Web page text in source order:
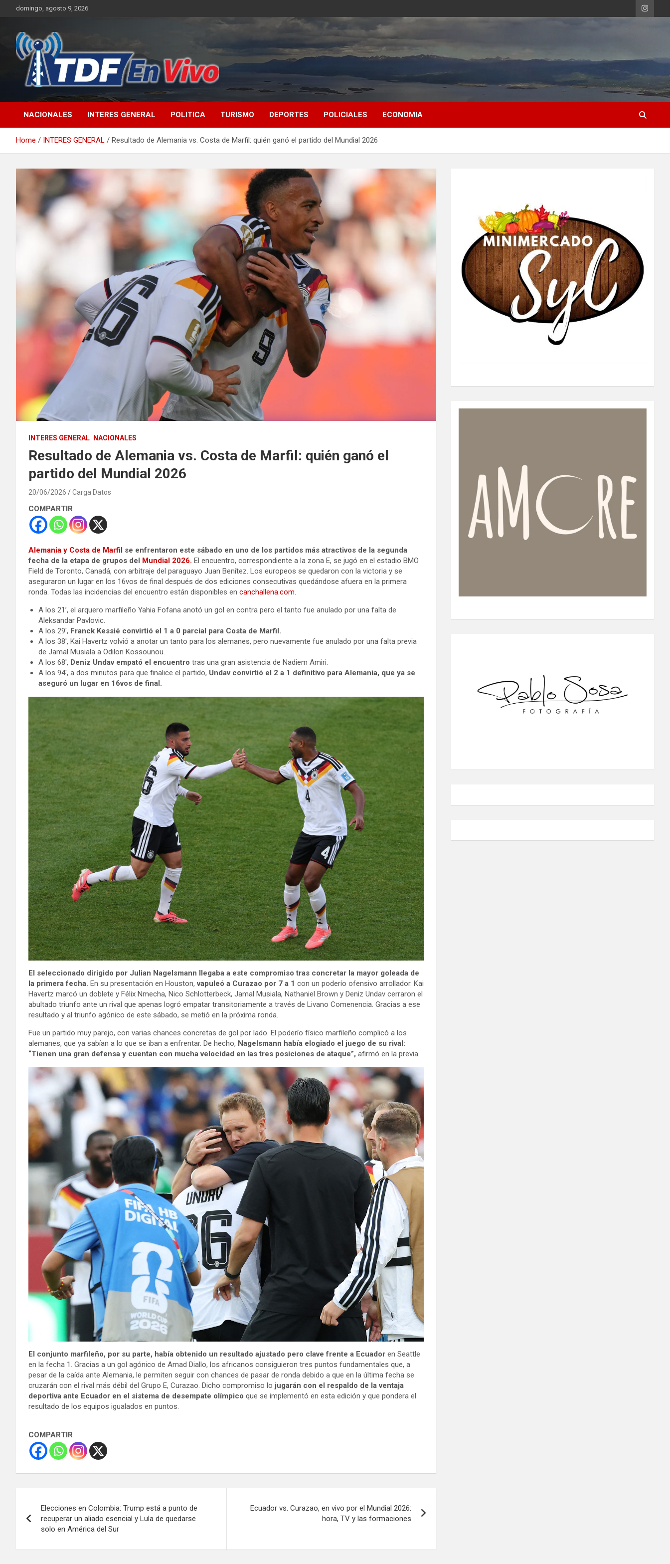
domingo, agosto 9, 2026
NACIONALES INTERES GENERAL POLITICA TURISMO DEPORTES POLICIALES ECONOMIA
Home INTERES GENERAL Resultado de Alemania vs. Costa de Marfil: quién ganó el partido del Mundial 2026
INTERES GENERAL NACIONALES
Resultado de Alemania vs. Costa de Marfil: quién ganó el
partido del Mundial 2026
20/06/2026 Carga Datos
COMPARTIR
Alemania y Costa de Marfil se enfrentaron este sábado en uno de los partidos más atractivos de la segunda
fecha de la etapa de grupos del Mundial 2026. El encuentro, correspondiente a la zona E, se jugó en el estadio BMO
Field de Toronto, Canadá, con arbitraje del paraguayo Juan Benítez. Los europeos se quedaron con la victoria y se
aseguraron un lugar en los 16vos de final después de dos ediciones consecutivas quedándose afuera en la primera
ronda. Todas las incidencias del encuentro están disponibles en canchallena.com.
A los 21’, el arquero marfileño Yahia Fofana anotó un gol en contra pero el tanto fue anulado por una falta de
Aleksandar Pavlovic.
A los 29′, Franck Kessié convirtió el 1 a 0 parcial para Costa de Marfil.
A los 38′, Kai Havertz volvió a anotar un tanto para los alemanes, pero nuevamente fue anulado por una falta previa
de Jamal Musiala a Odilon Kossounou.
A los 68′, Deniz Undav empató el encuentro tras una gran asistencia de Nadiem Amiri.
A los 94′, a dos minutos para que finalice el partido, Undav convirtió el 2 a 1 definitivo para Alemania, que ya se
aseguró un lugar en 16vos de final.
El seleccionado dirigido por Julian Nagelsmann llegaba a este compromiso tras concretar la mayor goleada de
la primera fecha. En su presentación en Houston,vapuleó a Curazao por 7 a 1 con un poderío ofensivo arrollador. Kai
Havertz marcó un doblete y Félix Nmecha, Nico Schlotterbeck, Jamal Musiala, Nathaniel Brown y Deniz Undav cerraron el
abultado triunfo ante un rival que apenas logró empatar transitoriamente a través de Livano Comenencia. Gracias a ese
resultado y al triunfo agónico de este sábado, se metió en la próxima ronda.
Fue un partido muy parejo, con varias chances concretas de gol por lado. El poderío físico marfileño complicó a los
alemanes, que ya sabían a lo que se iban a enfrentar. De hecho, Nagelsmann había elogiado el juego de su rival:
“Tienen una gran defensa y cuentan con mucha velocidad en las tres posiciones de ataque”, afirmó en la previa.
El conjunto marfileño, por su parte, había obtenido un resultado ajustado pero clave frente a Ecuador en Seattle
en la fecha 1. Gracias a un gol agónico de Amad Diallo, los africanos consiguieron tres puntos fundamentales que, a
pesar de la caída ante Alemania, le permiten seguir con chances de pasar de ronda debido a que en la última fecha se
cruzarán con el rival más débil del Grupo E, Curazao. Dicho compromiso lo jugarán con el respaldo de la ventaja
deportiva ante Ecuador en el sistema de desempate olímpico que se implementó en esta edición y que pondera el
resultado de los equipos igualados en puntos.
COMPARTIR
de
Elecciones en Colombia: Trump está a punto de
recuperar un aliado esencial y Lula de quedarse
solo en América del Sur
Ecuador vs. Curazao, en vivo por el Mundial 2026:
hora, TV y las formaciones